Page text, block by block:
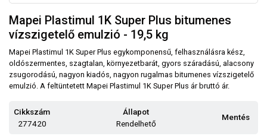
Mapei Plastimul 1K Super Plus bitumenes
vízszigetelő emulzió - 19,5 kg
Mapei Plastimul 1K Super Plus egykomponensű, felhasználásra kész,
oldószermentes, szagtalan, környezetbarát, gyors száradású, alacsony
zsugorodású, nagyon kiadós, nagyon rugalmas bitumenes vízszigetelő
emulzió. A feltüntetett Mapei Plastimul 1K Super Plus ár bruttó ár.
Cikkszám
277420
Állapot
Rendelhető
Mentés